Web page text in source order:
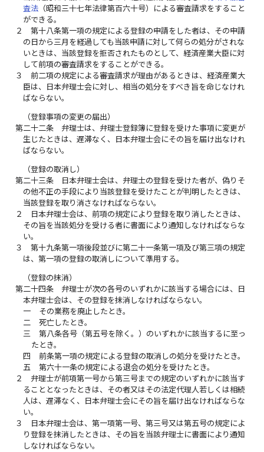
査法 （昭和三十七年法律第百六十号）による審査請求をすること
ができる。
２
第十八条第一項の規定による登録の申請をした者は、その申請
の日から三月を経過しても当該申請に対して何らの処分がされな
いときは、当該登録を拒否されたものとして、経済産業大臣に対
して前項の審査請求をすることができる。
３
前二項の規定による審査請求が理由があるときは、経済産業大
臣は、日本弁理士会に対し、相当の処分をすべき旨を命じなけれ
ばならない。
（登録事項の変更の届出）
第二十二条
弁理士は、弁理士登録簿に登録を受けた事項に変更が
生じたときは、遅滞なく、日本弁理士会にその旨を届け出なけれ
ばならない。
（登録の取消し）
第二十三条
日本弁理士会は、弁理士の登録を受けた者が、偽りそ
の他不正の手段により当該登録を受けたことが判明したときは、
当該登録を取り消さなければならない。
２
日本弁理士会は、前項の規定により登録を取り消したときは、
その旨を当該処分を受ける者に書面により通知しなければならな
い。
３
第十九条第一項後段並びに第二十一条第一項及び第三項の規定
は、第一項の登録の取消しについて準用する。
（登録の抹消）
第二十四条
弁理士が次の各号のいずれかに該当する場合には、日
本弁理士会は、その登録を抹消しなければならない。
一
その業務を廃止したとき。
二
死亡したとき。
三
第八条各号（第五号を除く。）のいずれかに該当するに至っ
たとき。
四
前条第一項の規定による登録の取消しの処分を受けたとき。
五
第六十一条の規定による退会の処分を受けたとき。
２
弁理士が前項第一号から第三号までの規定のいずれかに該当す
ることとなったときは、その者又はその法定代理人若しくは相続
人は、遅滞なく、日本弁理士会にその旨を届け出なければならな
い。
３
日本弁理士会は、第一項第一号、第三号又は第五号の規定によ
り登録を抹消したときは、その旨を当該弁理士に書面により通知
しなければならない。